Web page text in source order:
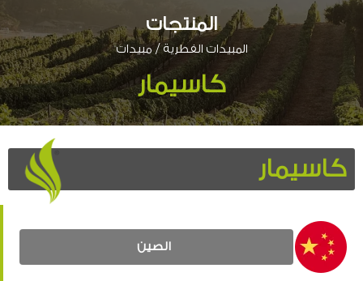
المنتجات
المبيدات الفطرية /مبيدات
كاسيمار
كاسيمار
الصين